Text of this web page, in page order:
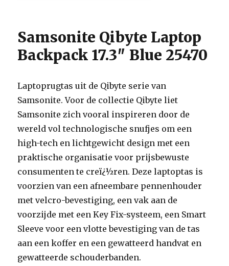
Samsonite Qibyte Laptop
Backpack 17.3″ Blue 25470
Laptoprugtas uit de Qibyte serie van
Samsonite. Voor de collectie Qibyte liet
Samsonite zich vooral inspireren door de
wereld vol technologische snufjes om een
high-tech en lichtgewicht design met een
praktische organisatie voor prijsbewuste
consumenten te creï¿½ren. Deze laptoptas is
voorzien van een afneembare pennenhouder
met velcro-bevestiging, een vak aan de
voorzijde met een Key Fix-systeem, een Smart
Sleeve voor een vlotte bevestiging van de tas
aan een koffer en een gewatteerd handvat en
gewatteerde schouderbanden.